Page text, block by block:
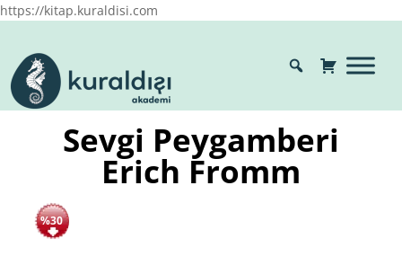
https://kitap.kuraldisi.com
Sevgi Peygamberi
Erich Fromm
%30